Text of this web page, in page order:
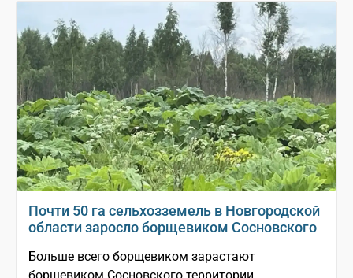
Почти 50 га сельхозземель в Новгородской
области заросло борщевиком Сосновского
Больше всего борщевиком зарастают